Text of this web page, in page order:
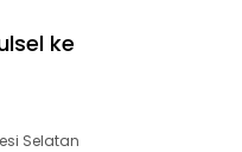
ke
Selatan